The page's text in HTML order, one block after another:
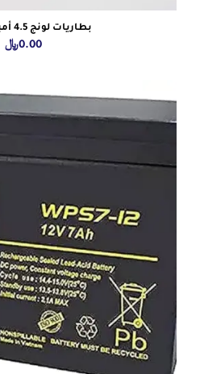
بطاريات لونج 4.5 أمبير 6 فولت
0.00﷼